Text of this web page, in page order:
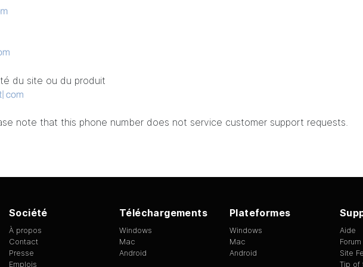
du site ou du produit
note that this phone number does not service customer support requests.
Société
À propos
Contact
Presse
Emplois
Téléchargements
Windows
Mac
Android
Plateformes
Windows
Mac
Android
Aide
Forum
Site
Tip of